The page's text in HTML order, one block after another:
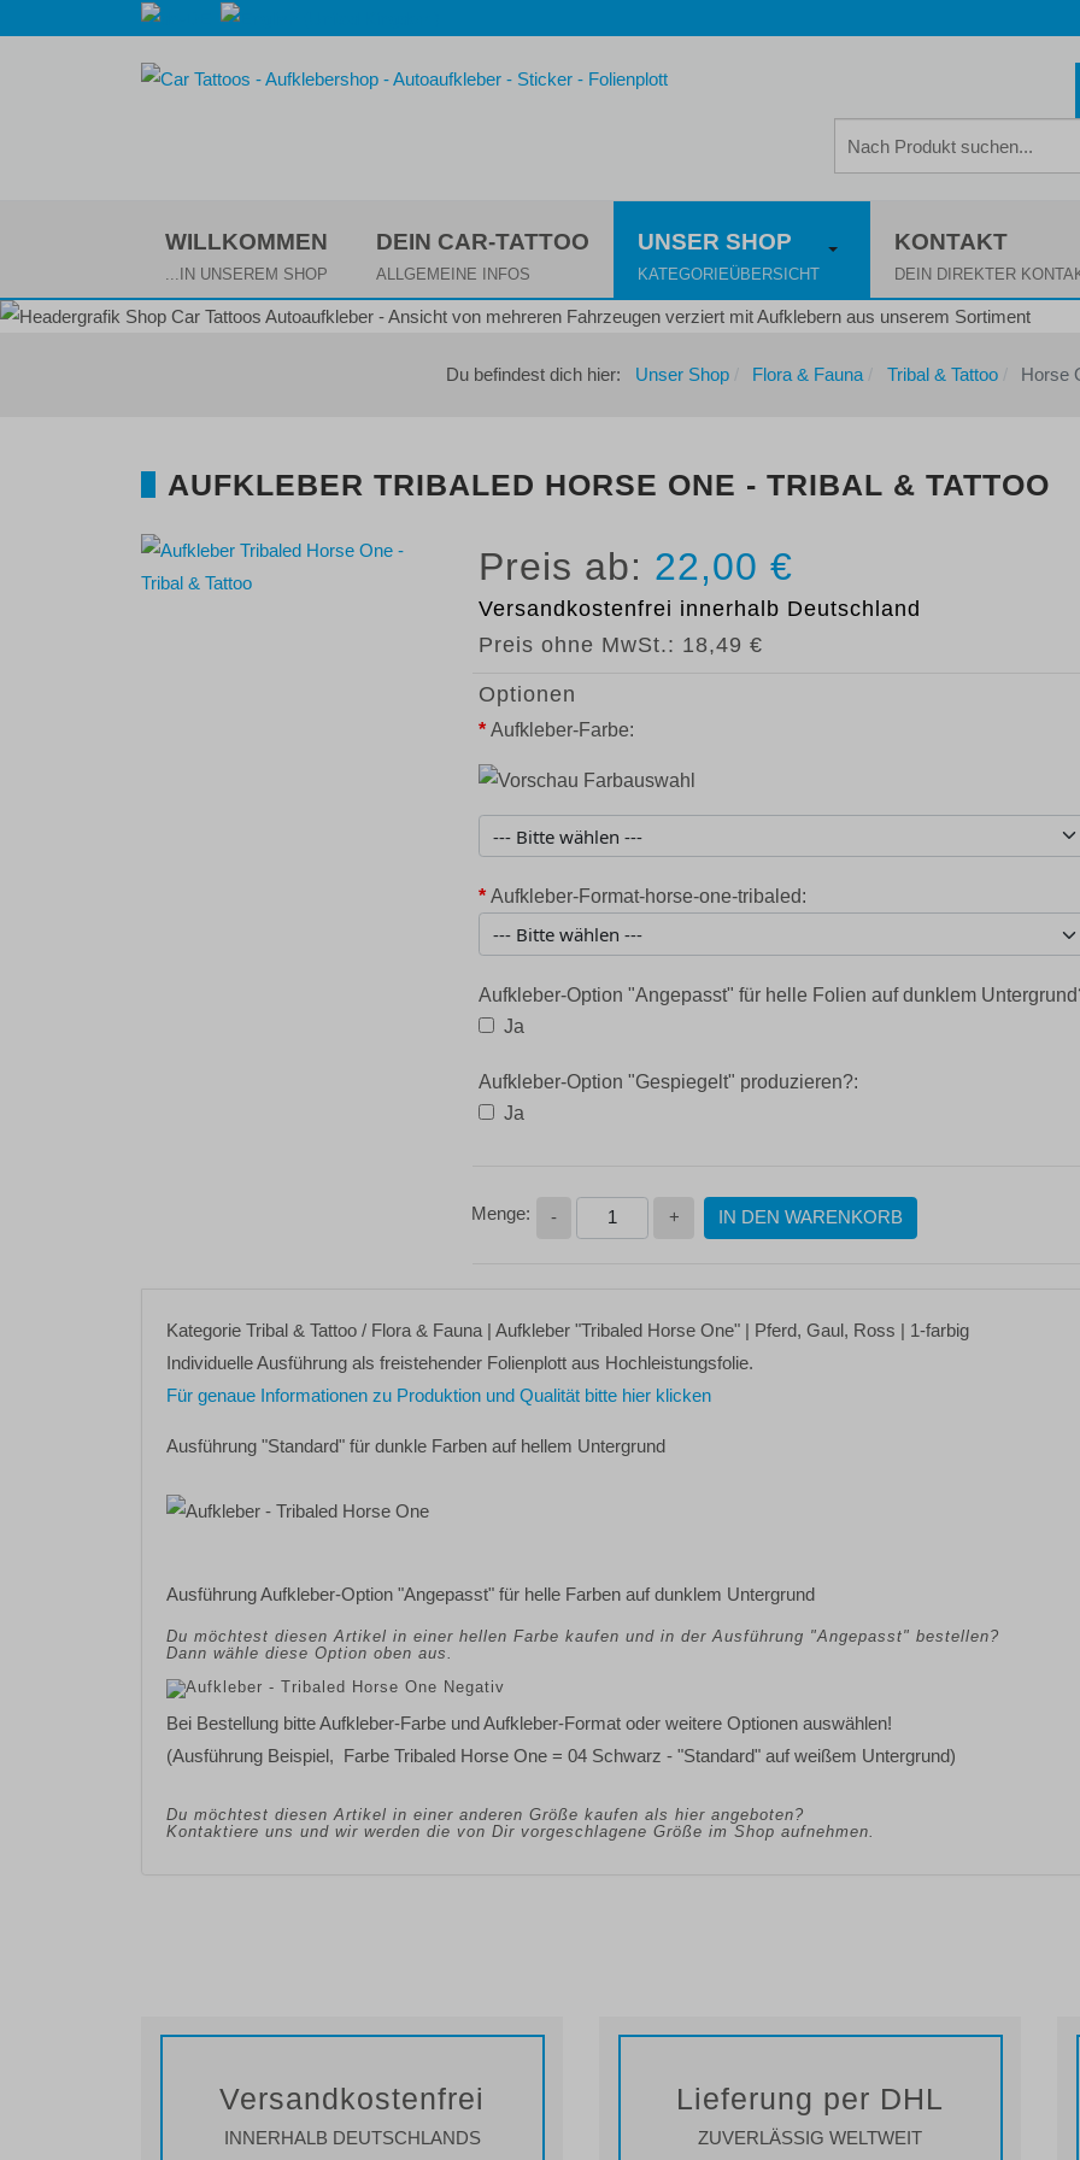
WILLKOMMEN
...IN UNSEREM SHOP
DEIN CAR-TATTOO
ALLGEMEINE INFOS
UNSER SHOP
KATEGORIEÜBERSICHT
KONTAKT
DEIN DIREKTER
Du befindest dich hier: Unser Shop Flora & Fauna Tribal & Tattoo Horse
AUFKLEBER TRIBALED HORSE ONE - TRIBAL & TATTOO
22,00 €
Versandkostenfrei innerhalb Deutschland
Preis ohne MwSt.: 18,49 €
Optionen
* Aufkleber-Farbe:
* Aufkleber-Format-horse-one-tribaled:
Aufkleber-Option "Angepasst" für helle Folien auf dunklem
Ja
Aufkleber-Option "Gespiegelt" produzieren?:
Ja
- + IN DEN WARENKORB
Kategorie Tribal & Tattoo / Flora & Fauna | Aufkleber "Tribaled Horse One" | Pferd, Gaul, Ross | 1-farbig
Individuelle Ausführung als freistehender Folienplott aus Hochleistungsfolie.
Für genaue Informationen zu Produktion und Qualität bitte hier klicken
Ausführung "Standard" für dunkle Farben auf hellem Untergrund
Ausführung Aufkleber-Option "Angepasst" für helle Farben auf dunklem Untergrund
Du möchtest diesen Artikel in einer hellen Farbe kaufen und in der Ausführung "Angepasst" bestellen?
Dann wähle diese Option oben aus.
Bei Bestellung bitte Aufkleber-Farbe und Aufkleber-Format oder weitere Optionen auswählen!
(Ausführung Beispiel, Farbe Tribaled Horse One = 04 Schwarz - "Standard" auf weißem Untergrund)
Du möchtest diesen Artikel in einer anderen Größe kaufen als hier angeboten?
Kontaktiere uns und wir werden die von Dir vorgeschlagene Größe im Shop aufnehmen.
Versandkostenfrei
INNERHALB DEUTSCHLANDS
Lieferung per DHL
ZUVERLÄSSIG WELTWEIT